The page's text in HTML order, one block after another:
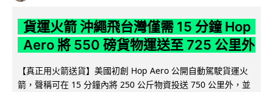
貨運火箭 沖繩飛台灣僅需 15 分鐘 Hop
Aero 將 550 磅貨物運送至 725 公里外
【真正用火箭送貨】美國初創 Hop Aero 公開自動駕駛貨運火
箭，聲稱可在 15 分鐘內將 250 公斤物資投送 750 公里外，並